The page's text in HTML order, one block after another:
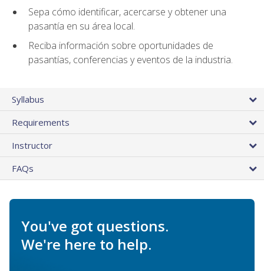
Sepa cómo identificar, acercarse y obtener una
pasantía en su área local.
Reciba información sobre oportunidades de
pasantías, conferencias y eventos de la industria.
Syllabus
Requirements
Instructor
FAQs
You've got questions.
We're here to help.